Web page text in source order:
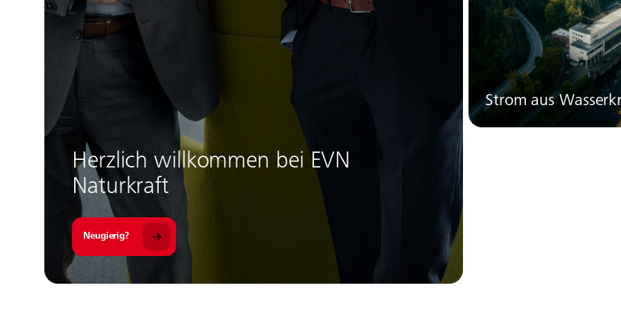
Herzlich willkommen bei EVN
Naturkraft
Neugierig?
Strom aus